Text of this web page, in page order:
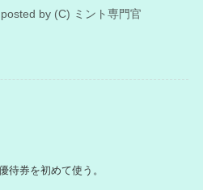
by (C) ミント専門官
待券を初めて使う。